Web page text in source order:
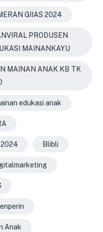
GIIAS 2024
PRODUSEN
MAINANKAYU
MAINAN ANAK KB TK
edukasi anak
2024 Blibli
Anak